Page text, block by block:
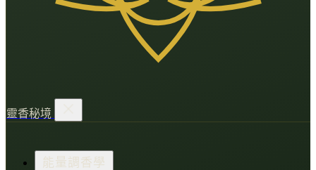
靈香秘境
能量調香學